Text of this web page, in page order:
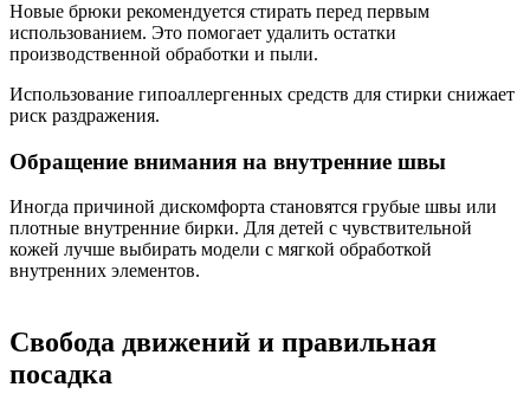
Новые брюки рекомендуется стирать перед первым
использованием. Это помогает удалить остатки
производственной обработки и пыли.
Использование гипоаллергенных средств для стирки снижает
риск раздражения.
Обращение внимания на внутренние швы
Иногда причиной дискомфорта становятся грубые швы или
плотные внутренние бирки. Для детей с чувствительной
кожей лучше выбирать модели с мягкой обработкой
внутренних элементов.
Свобода движений и правильная
посадка